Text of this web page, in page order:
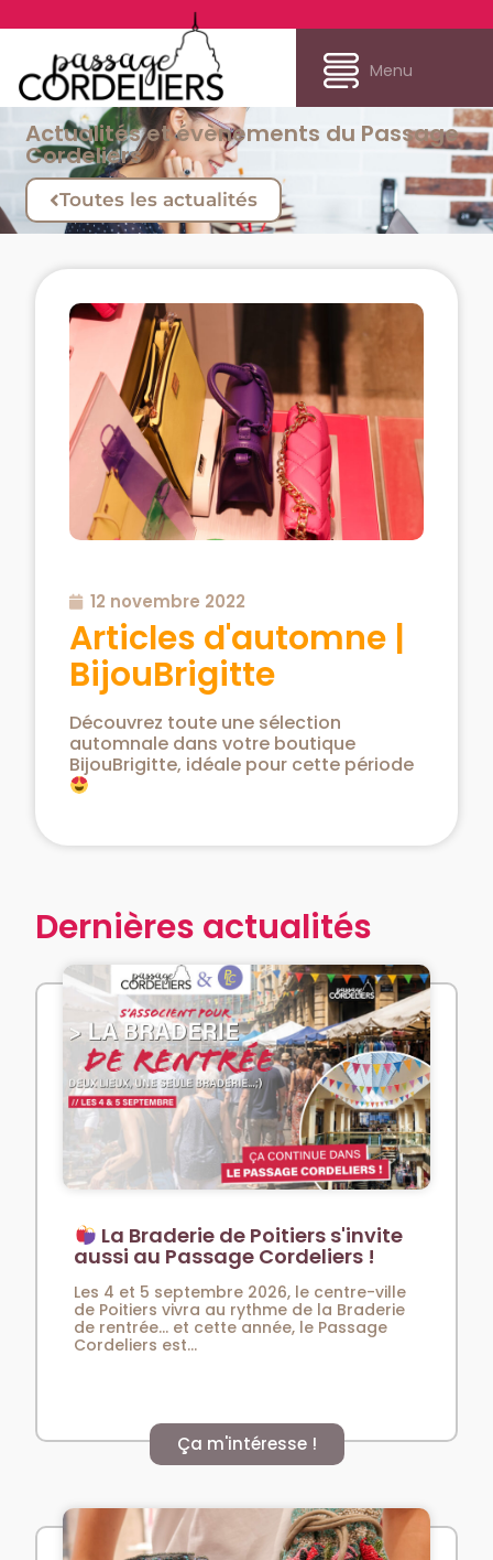
Menu
Actualités et évènements du Passage
Cordeliers
Toutes les actualités
12 novembre 2022
Articles d'automne |
BijouBrigitte
Découvrez toute une sélection
automnale dans votre boutique
BijouBrigitte, idéale pour cette période
Dernières actualités
La Braderie de Poitiers s'invite
aussi au Passage Cordeliers !
Les 4 et 5 septembre 2026, le centre-ville
de Poitiers vivra au rythme de la Braderie
de rentrée… et cette année, le Passage
Cordeliers est...
Ça m'intéresse !